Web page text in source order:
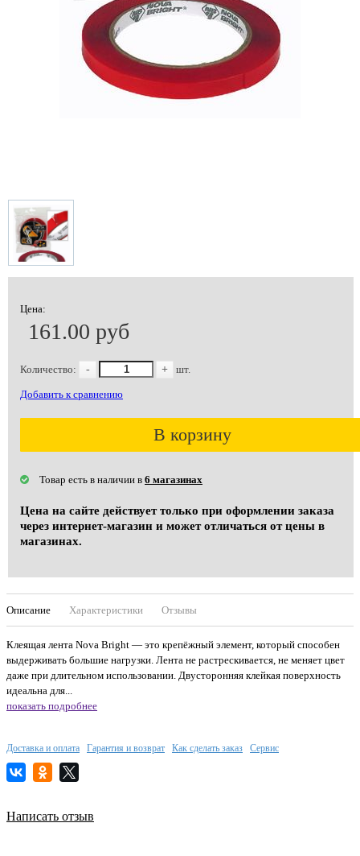
Цена:
161.00 руб
Количество: - + шт.
Добавить к сравнению
В корзину
Товар есть в наличии в 6 магазинах
Цена на сайте действует только при оформлении заказа
через интернет-магазин и может отличаться от цены в
магазинах.
Описание Характеристики Отзывы
Клеящая лента Nova Bright — это крепёжный элемент, который способен
выдерживать большие нагрузки. Лента не растрескивается, не меняет цвет
даже при длительном использовании. Двусторонняя клейкая поверхность
идеальна для...
показать подробнее
Доставка и оплата Гарантия и возврат Как сделать заказ Сервис
Написать отзыв